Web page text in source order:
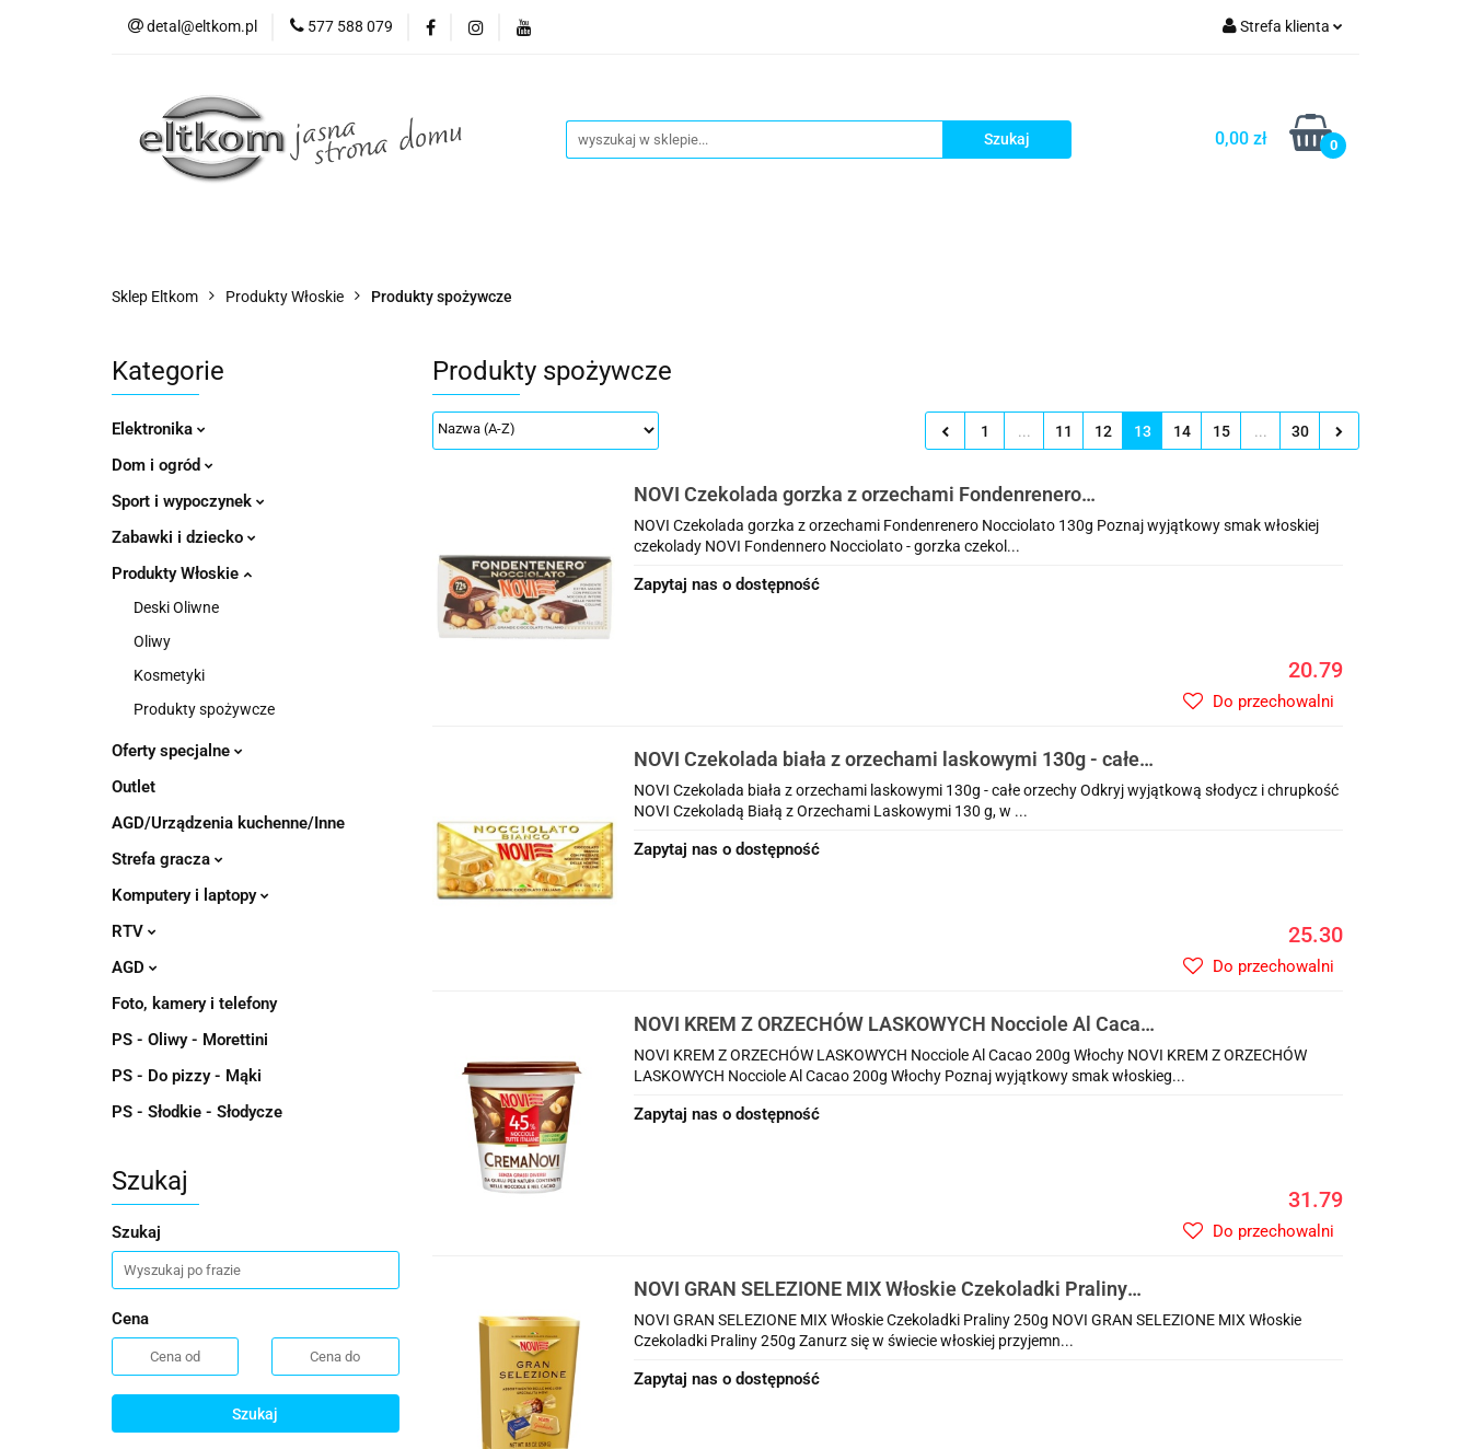
detal@eltkom.pl 577 588 079 Strefa klienta
Zarejestruj się
Dodaj zgłoszenie
0,00 zł 0
O nas Informacje
Sklep Eltkom Produkty Włoskie Produkty spożywcze
Kategorie
Elektronika
Dom i ogród
Sport i wypoczynek
Zabawki i dziecko
Produkty Włoskie
Deski Oliwne
Oliwy
Kosmetyki
Produkty spożywcze
Oferty specjalne
Outlet
AGD/Urządzenia kuchenne/Inne
Strefa gracza
Komputery i laptopy
RTV
AGD
Foto, kamery i telefony
PS - Oliwy - Morettini
PS - Do pizzy - Mąki
PS - Słodkie - Słodycze
Szukaj
Szukaj
Cena
Szukaj
Produkty spożywcze
1 ... 11 12 13 14 15 ... 30
NOVI Czekolada gorzka z orzechami Fondenrenero
Nocciolato 130g
NOVI Czekolada gorzka z orzechami Fondenrenero Nocciolato 130g Poznaj wyjątkowy smak włoskiej
czekolady NOVI Fondennero Nocciolato - gorzka czekol...
Zapytaj nas o dostępność
20.79
Do przechowalni
NOVI Czekolada biała z orzechami laskowymi 130g - całe
orzechy
NOVI Czekolada biała z orzechami laskowymi 130g - całe orzechy Odkryj wyjątkową słodycz i chrupkość
NOVI Czekoladą Białą z Orzechami Laskowymi 130 g, w ...
Zapytaj nas o dostępność
25.30
Do przechowalni
NOVI KREM Z ORZECHÓW LASKOWYCH Nocciole Al Cacao
200g Włochy
NOVI KREM Z ORZECHÓW LASKOWYCH Nocciole Al Cacao 200g Włochy NOVI KREM Z ORZECHÓW
LASKOWYCH Nocciole Al Cacao 200g Włochy Poznaj wyjątkowy smak włoskieg...
Zapytaj nas o dostępność
31.79
Do przechowalni
NOVI GRAN SELEZIONE MIX Włoskie Czekoladki Praliny
250g
NOVI GRAN SELEZIONE MIX Włoskie Czekoladki Praliny 250g NOVI GRAN SELEZIONE MIX Włoskie
Czekoladki Praliny 250g Zanurz się w świecie włoskiej przyjemn...
Zapytaj nas o dostępność